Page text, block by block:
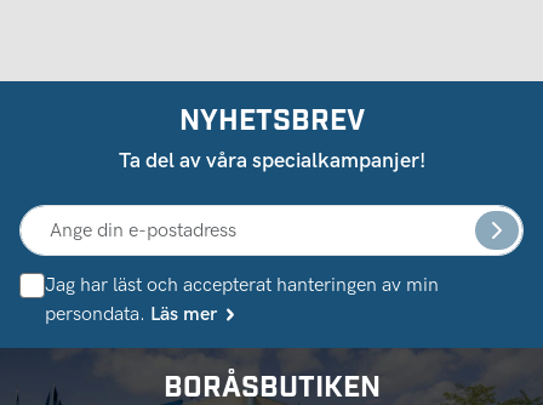
NYHETSBREV
Ta del av våra specialkampanjer!
Jag har läst och accepterat hanteringen av min
persondata. Läs mer
BORÅSBUTIKEN